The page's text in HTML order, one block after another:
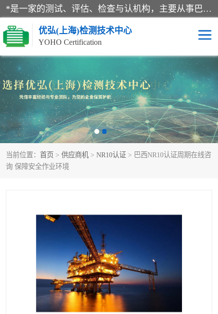
*是一家的测试、评估、检查与认机构，主要从事巴西NR10认证、NR12认证、NR13认证；ANATEL认证、INMTRO认证，欧盟CE认证：MD认证，PED认证，MID认证，ATEX认证，德国蓝色天使认证。
优弘(上海)检测技术中心
YOHO Certification
当前位置： 首页 > 供应商机 > NR10认证 > 巴西NR10认证周期在线咨
询 保障安全作业环境
RECYCLASS认证 NR10认证
NR12认证 NR13认证
ART认证 巴西NR认证
巴西认证 RETIE认证